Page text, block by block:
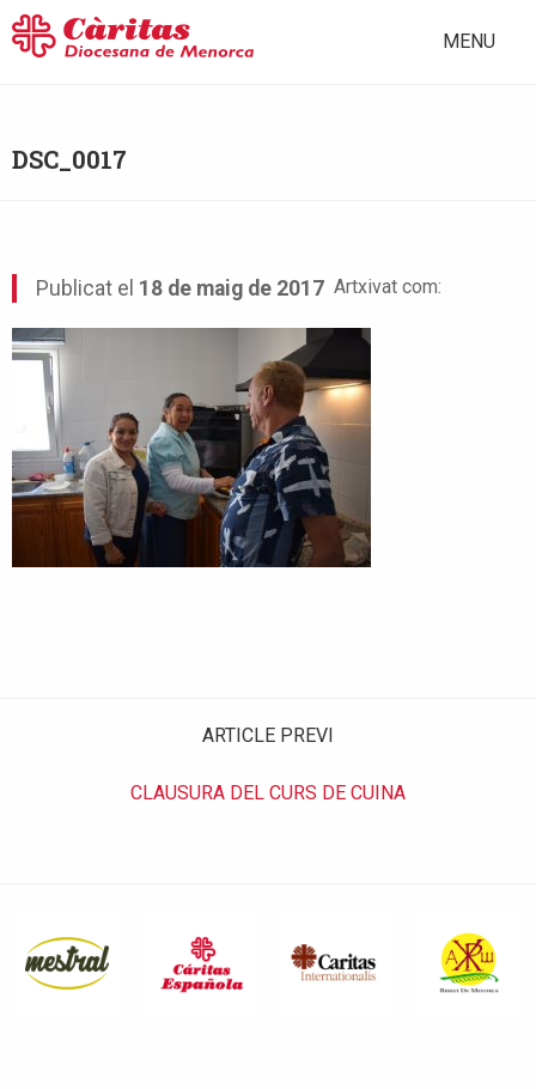
MENU
DSC_0017
Publicat el 18 de maig de 2017 Artxivat com:
ARTICLE PREVI
CLAUSURA DEL CURS DE CUINA